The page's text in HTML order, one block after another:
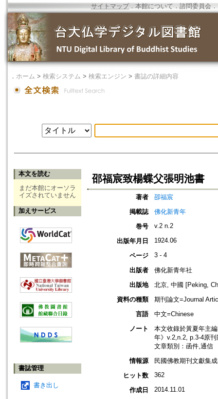
サイトマップ．本館について ． 諮問委員会 ．
． ホーム > 検索システム > 検索エンジン > 書誌の詳細内容
本文を読む
まだ本館にオーソラ
イズされていません
加えサービス
書誌管理
書き出し
邵福宸致楊蝶父張明池書
著者
卲福宸
掲載誌
佛化新青年
巻号
v.2 n.2
出版年月日 1924.06
ページ 3 - 4
出版者
佛化新青年社
出版地
北京, 中國 [Peking,
資料の種類
期刊論文=Journal
言語
中文=Chinese
ノート
本文收錄於黃夏年主
年》v.2,n.2, p.3-4原刊
文章類別：函件,通信
情報源
民國佛教期刊文獻集
ヒット数
362
作成日 2014.11.01